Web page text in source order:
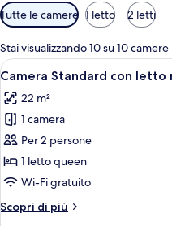
Filtri
disponibili
per
le
camere
Tutte le camere 1 letto 2 letti
Stai visualizzando 10 su 10 camere
Apri
tutte
le
foto
per
Camera
Standard
letto
9
Camera Standard con
22 m²
1 camera
Per 2 persone
1 letto queen
Wi-Fi gratuito
Scopri di più
Altri